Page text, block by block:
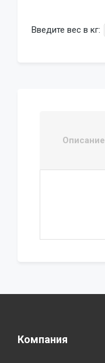
Введите вес в кг:
Описание
Компания